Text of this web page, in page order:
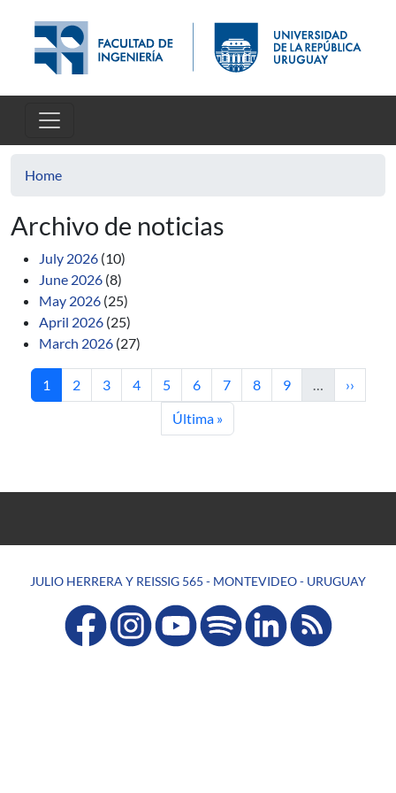
Home
Archivo de noticias
July 2026 (10)
June 2026 (8)
May 2026 (25)
April 2026 (25)
March 2026 (27)
Current page
1 Page
2 Page
3 Page
4 Page
5 Page
6 Page
7 Page
8 Page
9 … Next
››
Last page
Última »
JULIO HERRERA Y REISSIG 565 - MONTEVIDEO - URUGUAY